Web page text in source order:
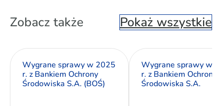
Zobacz także Pokaż wszystkie
Wygrane sprawy w 2025
r. z Bankiem Ochrony
Środowiska S.A. (BOŚ)
Wygrane sprawy w
r. z Bankiem Ochrony
Środowiska S.A.